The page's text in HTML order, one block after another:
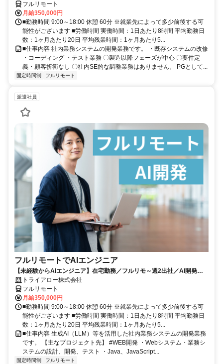
フルリモート
月給350,000円
■勤務時間 9:00～18:00 休憩 60分 ※就業先によって多少前後する可
能性がございます ■労働時間 実働時間：1日あたり8時間 平均勤務日
数：1ヶ月あたり20日 平均残業時間：1ヶ月あたり5...
■仕事内容 社内業務システムの開発業務です。 ・既存システムの改修
・コーディング ・テスト業務 〇製造以降フェーズが中心 〇要件定
義・顧客折衝なし 〇社内SE的な調整業務はありません。 PGとして...
固定時間制 フルリモート
派遣社員
フルリモートでAIエンジニア
【未経験からAIエンジニア】在宅勤務／フルリモ～週2出社／AI開発を
仕事にする
トライアロー株式会社
フルリモート
月給350,000円
■勤務時間 9:00～18:00 休憩 60分 ※就業先によって多少前後する可
能性がございます ■労働時間 実働時間：1日あたり8時間 平均勤務日
数：1ヶ月あたり20日 平均残業時間：1ヶ月あたり5...
■仕事内容 生成AI（LLM）等を活用した社内業務システムの開発業務
です。 【主なプロジェクト先】 #WEB開発 ・Webシステム・業務シ
ステムの設計、開発、テスト ・Java、JavaScript...
固定時間制 フルリモート